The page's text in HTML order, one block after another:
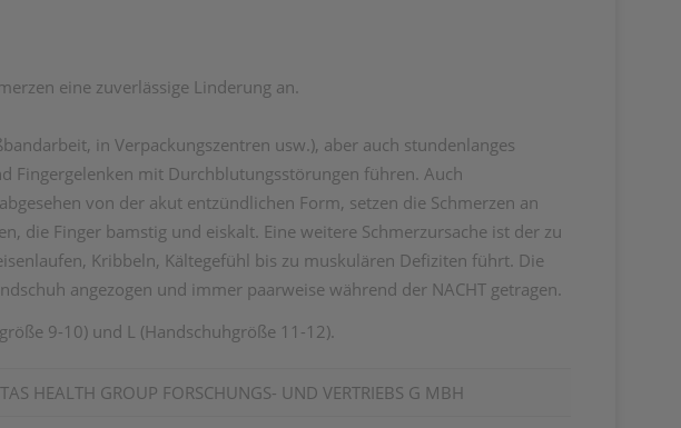
eine zuverlässige Linderung an.
in Verpackungszentren usw.), aber auch stundenlanges
Fingergelenken mit Durchblutungsstörungen führen. Auch
von der akut entzündlichen Form, setzen die Schmerzen an
die Finger bamstig und eiskalt. Eine weitere Schmerzursache ist der zu
Kribbeln, Kältegefühl bis zu muskulären Defiziten führt. Die
angezogen und immer paarweise während der NACHT getragen.
9-10) und L (Handschuhgröße 11-12).
HEALTH GROUP FORSCHUNGS- UND VERTRIEBS G MBH